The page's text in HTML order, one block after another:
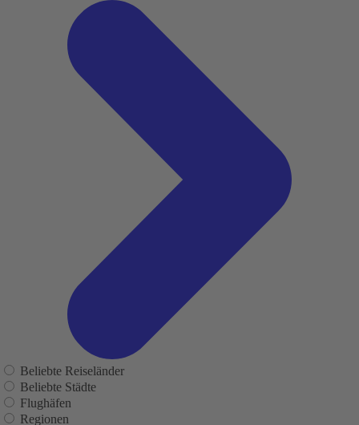
Beliebte Reiseländer
Beliebte Städte
Flughäfen
Regionen